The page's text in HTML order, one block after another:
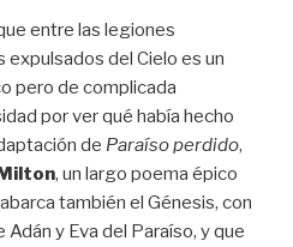
entre las legiones
del Cielo es un
pero de complicada
por ver qué había hecho
de Paraíso perdido,
, un largo poema épico
también el Génesis, con
y Eva del Paraíso, y que